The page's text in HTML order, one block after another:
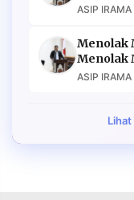
ASIP IRAMA
Menolak
Menolak
ASIP IRAMA